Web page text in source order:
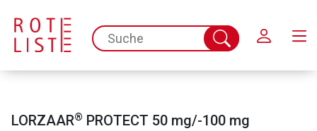
spc.search.input.placeholder
Suche
abschicken
LORZAAR® PROTECT 50 mg/-100 mg